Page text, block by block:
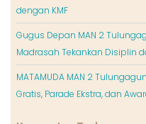
dengan KMF
Gugus Depan MAN 2
Madrasah Tekankan Disiplin
MATAMUDA MAN 2
Gratis, Parade Ekstra, dan